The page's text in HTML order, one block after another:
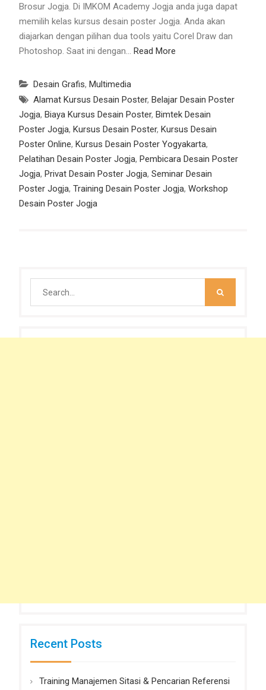
Brosur Jogja. Di IMKOM Academy Jogja anda juga dapat
memilih kelas kursus desain poster Jogja. Anda akan
diajarkan dengan pilihan dua tools yaitu Corel Draw dan
Photoshop. Saat ini dengan… Read More
Desain Grafis, Multimedia
Alamat Kursus Desain Poster, Belajar Desain Poster
Jogja, Biaya Kursus Desain Poster, Bimtek Desain
Poster Jogja, Kursus Desain Poster, Kursus Desain
Poster Online, Kursus Desain Poster Yogyakarta,
Pelatihan Desain Poster Jogja, Pembicara Desain Poster
Jogja, Privat Desain Poster Jogja, Seminar Desain
Poster Jogja, Training Desain Poster Jogja, Workshop
Desain Poster Jogja
Recent Posts
Training Manajemen Sitasi & Pencarian Referensi